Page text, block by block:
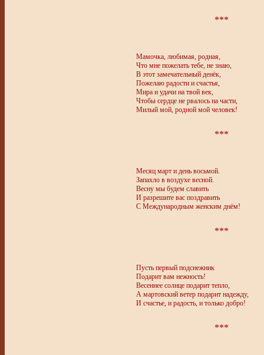
***
Мамочка, любимая, родная,
Что мне пожелать тебе, не знаю,
В этот замечательный денёк,
Пожелаю радости и счастья,
Мира и удачи на твой век,
Чтобы сердце не рвалось на части,
Милый мой, родной мой человек!
***
Месяц март и день восьмой.
Запахло в воздухе весной.
Весну мы будем славить
И разрешите вас поздравить
С Международным женским днём!
***
Пусть первый подснежник
Подарит вам нежность!
Весеннее солнце подарит тепло,
А мартовский ветер подарит надежду,
И счастье, и радость, и только добро!
***